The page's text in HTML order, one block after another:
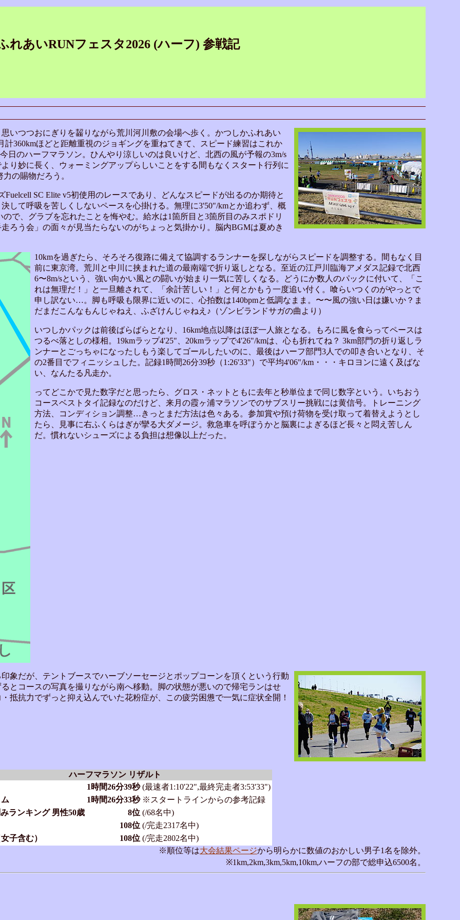
れあいRUNフェスタ2026 (ハーフ) 参戦記
いつつおにぎりを齧りながら荒川河川敷の会場へ歩く。かつしかふれあい
360kmほどと距離重視のジョギングを重ねてきて、スピード練習はこれか
日のハーフマラソン。ひんやり涼しいのは良いけど、北西の風が予報の3m/s
り妙に長く、ウォーミングアップらしいことをする間もなくスタート行列に
の賜物だろう。
SC Elite v5初使用のレースであり、どんなスピードが出るのか期待と
して呼吸を苦しくしないペースを心掛ける。無理に3'50"/kmとか追わず、概
で、グラブを忘れたことを悔やむ。給水は1箇所目と3箇所目のみスポドリ
ろう会」の面々が見当たらないのがちょっと気掛かり。脳内BGMは夏めき
10kmを過ぎたら、そろそろ復路に備えて協調するランナーを探しながらスピードを調整する。間もなく目
前に東京湾。荒川と中川に挟まれた道の最南端で折り返しとなる。至近の江戸川臨海アメダス記録で北西
6〜8m/sという、強い向かい風との闘いが始まり一気に苦しくなる。どうにか数人のパックに付いて、「こ
れは無理だ！」と一旦離されて、「余計苦しい！」と何とかもう一度追い付く。喰らいつくのがやっとで
申し訳ない…。脚も呼吸も限界に近いのに、心拍数は140bpmと低調なまま。〜〜風の強い日は嫌いか？ま
だまだこんなもんじゃねえ、ふざけんじゃねえ♪（ゾンビランドサガの曲より）
いつしかパックは前後ばらばらとなり、16km地点以降はほぼ一人旅となる。もろに風を食らってペースは
つるべ落としの様相。19kmラップ4'25"、20kmラップで4'26"/kmは、心も折れてね？ 3km部門の折り返しラ
ンナーとごっちゃになったしもう楽してゴールしたいのに、最後はハーフ部門3人での叩き合いとなり、そ
の2番目でフィニッシュした。記録1時間26分39秒（1:26'33"）で平均4'06"/km・・・キロヨンに遠く及ばな
い、なんたる凡走か。
ってどこかで見た数字だと思ったら、グロス・ネットともに去年と秒単位まで同じ数字という。いちおう
コースベストタイ記録なのだけど、来月の霞ヶ浦マラソンでのサブスリー挑戦には黄信号。トレーニング
方法、コンディション調整…きっとまだ方法は色々ある。参加賞や預け荷物を受け取って着替えようとし
たら、見事に右ふくらはぎが攣る大ダメージ。救急車を呼ぼうかと脳裏によぎるほど長々と悶え苦しん
だ。慣れないシューズによる負担は想像以上だった。
象だが、テントブースでハーブソーセージとポップコーンを頂くという行動
とコースの写真を撮りながら南へ移動。脚の状態が悪いので帰宅ランはせ
抵抗力でずっと抑え込んでいた花粉症が、この疲労困憊で一気に症状全開！
ハーフマラソン リザルト
1時間26分39秒 (最速者1:10'22",最終完走者3:53'33")
1時間26分33秒 ※スタートラインからの参考記録
ランキング 男性50歳
8位 (/68名中)
108位 (/完走2317名中)
子含む）
108位 (/完走2802名中)
※順位等は大会結果ページから明らかに数値のおかしい男子1名を除外。
※1km,2km,3km,5km,10km,ハーフの部で総申込6500名。